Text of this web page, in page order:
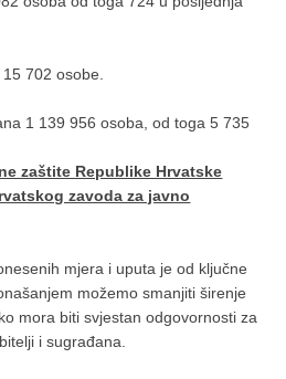
702 osobe.
1 139 956 osoba, od toga 5 735
zaštite Republike Hrvatske
zavoda za javno
mjera i uputa je od ključne
možemo smanjiti širenje
mora biti svjestan odgovornosti za
i sugrađana.